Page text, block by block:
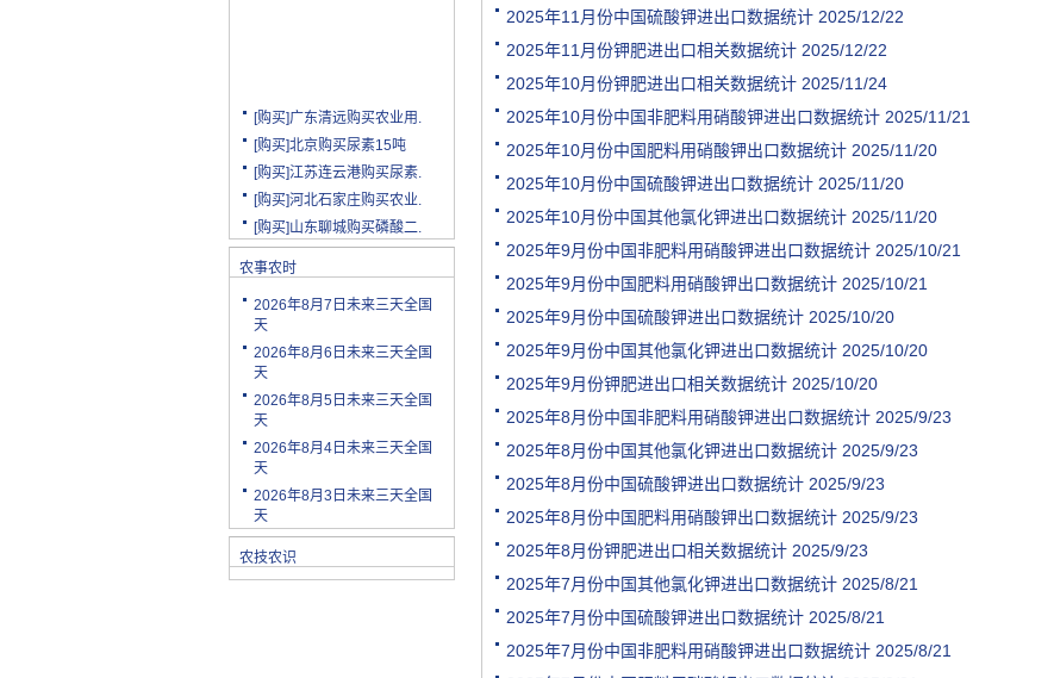
[购买]北京购买尿素15吨
[购买]江苏连云港购买尿素.
[购买]河北石家庄购买农业.
[购买]山东聊城购买磷酸二.
[购买]陕西渭南购买小麦配.
[购买]云南玉溪购买尿素10.
[购买]山东潍坊购买复合肥.
[购买]河南安阳购买二铵20.
[购买]四川绵阳购买尿素2.
[购买]天津购买小颗粒尿素.
[购买]内蒙古购买复合肥10.
[购买]天津购买大颗粒尿素.
[购买]河南新乡购买冲施肥.
[购买]山东济宁购买尿素10.
[代理]陕西渭南代理小麦配.
[购买]新疆克孜勒苏柯尔克.
[购买]宁夏购买罗硫酸钾(.
农事农时
2026年8月7日未来三天全国
天
2026年8月6日未来三天全国
天
2026年8月5日未来三天全国
天
2026年8月4日未来三天全国
天
2026年8月3日未来三天全国
天
农技农识
2025年11月份中国硫酸钾进出口数据统计 2025/12/22
2025年11月份钾肥进出口相关数据统计 2025/12/22
2025年10月份钾肥进出口相关数据统计 2025/11/24
2025年10月份中国非肥料用硝酸钾进出口数据统计 2025/11/21
2025年10月份中国肥料用硝酸钾出口数据统计 2025/11/20
2025年10月份中国硫酸钾进出口数据统计 2025/11/20
2025年10月份中国其他氯化钾进出口数据统计 2025/11/20
2025年9月份中国非肥料用硝酸钾进出口数据统计 2025/10/21
2025年9月份中国肥料用硝酸钾出口数据统计 2025/10/21
2025年9月份中国硫酸钾进出口数据统计 2025/10/20
2025年9月份中国其他氯化钾进出口数据统计 2025/10/20
2025年9月份钾肥进出口相关数据统计 2025/10/20
2025年8月份中国非肥料用硝酸钾进出口数据统计 2025/9/23
2025年8月份中国其他氯化钾进出口数据统计 2025/9/23
2025年8月份中国硫酸钾进出口数据统计 2025/9/23
2025年8月份中国肥料用硝酸钾出口数据统计 2025/9/23
2025年8月份钾肥进出口相关数据统计 2025/9/23
2025年7月份中国其他氯化钾进出口数据统计 2025/8/21
2025年7月份中国硫酸钾进出口数据统计 2025/8/21
2025年7月份中国非肥料用硝酸钾进出口数据统计 2025/8/21